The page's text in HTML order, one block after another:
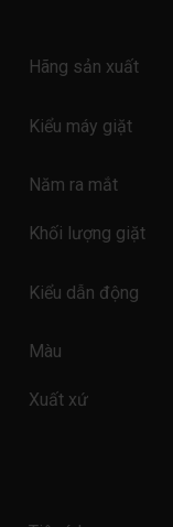
Hãng sản xuất
Kiểu máy giặt
Năm ra mắt
Khối lượng giặt
Kiểu dẫn động
Màu
Xuất xứ